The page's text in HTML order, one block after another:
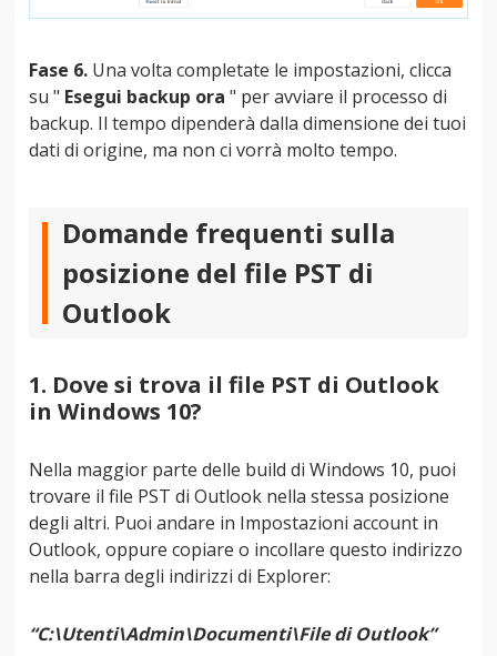
Fase 6. Una volta completate le impostazioni, clicca
su " Esegui backup ora " per avviare il processo di
backup. Il tempo dipenderà dalla dimensione dei tuoi
dati di origine, ma non ci vorrà molto tempo.
Domande frequenti sulla
posizione del file PST di
Outlook
1. Dove si trova il file PST di Outlook
in Windows 10?
Nella maggior parte delle build di Windows 10, puoi
trovare il file PST di Outlook nella stessa posizione
degli altri. Puoi andare in Impostazioni account in
Outlook, oppure copiare o incollare questo indirizzo
nella barra degli indirizzi di Explorer:
“C:\Utenti\Admin\Documenti\File di Outlook”